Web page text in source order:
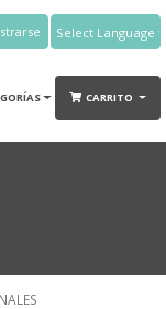
Translate
CARRITO